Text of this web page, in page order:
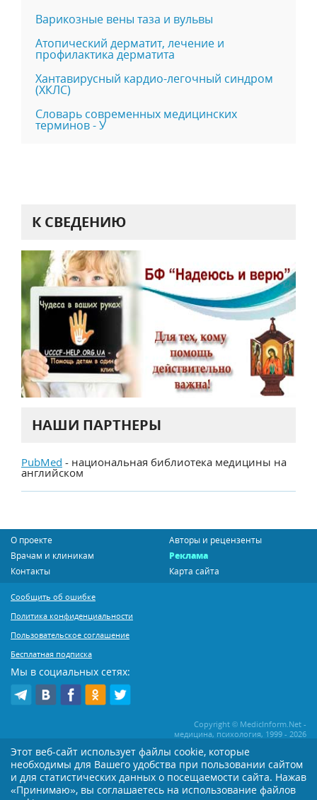
Варикозные вены таза и вульвы
Атопический дерматит, лечение и
профилактика дерматита
Хантавирусный кардио-легочный синдром
(ХКЛС)
Словарь современных медицинских
терминов - У
К СВЕДЕНИЮ
НАШИ ПАРТНЕРЫ
PubMed - национальная библиотека медицины на
английском
О проекте
Авторы и рецензенты
Врачам и клиникам
Реклама
Контакты
Карта сайта
Сообщить об ошибке
Политика конфиденциальности
Пользовательское соглашение
Бесплатная подписка
Мы в социальных сетях:
Copyright © MedicInform.Net -
медицина, психология, 1999 - 2026
Копирование или иное распространение статей нашего сайта строго
воспрещается. Копирование раздела "Новости" допускается при наличии
активной открытой для поисковиков ссылки на MedicInform.Net
Этот веб-сайт использует файлы cookie, которые
необходимы для Вашего удобства при пользовании сайтом
и для статистических данных о посещаемости сайта. Нажав
«Принимаю», вы соглашаетесь на использование файлов